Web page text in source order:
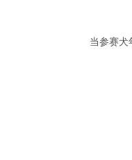
当参赛犬